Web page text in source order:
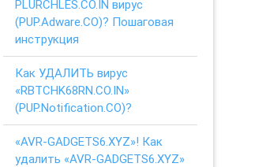
PLURCHLES.CO.IN вирус
(PUP.Adware.CO)? Пошаговая
инструкция
Как УДАЛИТЬ вирус
«RBTCHK68RN.CO.IN»
(PUP.Notification.CO)?
«AVR-GADGETS6.XYZ»! Как
удалить «AVR-GADGETS6.XYZ»